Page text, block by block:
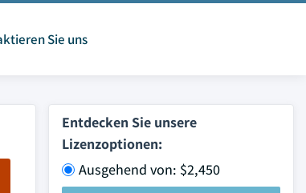
Sie uns
Entdecken Sie unsere
Lizenzoptionen:
Ausgehend von: $2,450